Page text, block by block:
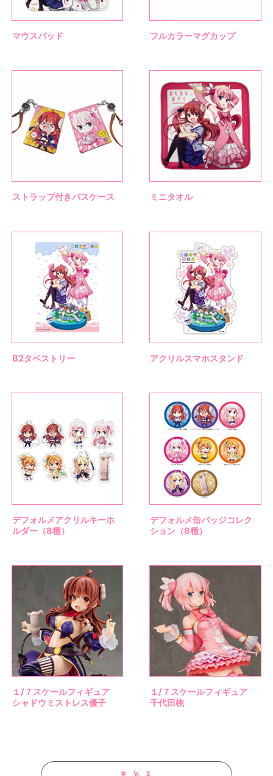
マウスパッド フルカラーマグカップ
ストラップ付きパスケース ミニタオル
B2タペストリー アクリルスマホスタンド
デフォルメアクリルキーホ
ルダー（8種）
デフォルメ缶バッジコレク
ション（8種）
１/７スケールフィギュア
シャドウミストレス優子
１/７スケールフィギュア
千代田桃